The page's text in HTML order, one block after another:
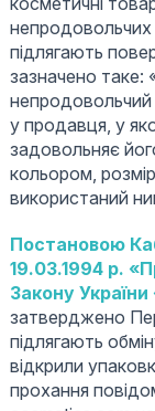
непродовольчих
підлягають
зазначено таке:
непродовольчий
у продавця, у
задовольняє
кольором,
використаний
Постановою
19.03.1994 р.
Закону
затверджено
підлягають
відкрили
прохання